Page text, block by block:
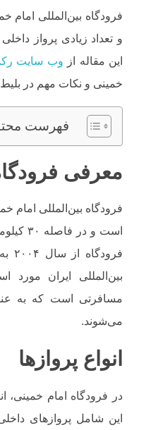
فرودگاه بین‌المللی
و تعداد زیادی پرواز
این مقاله از وب سایت
خمینی و نکات مهم در بلیط
فهرست
معرفی
فرودگاه بین‌المللی امام
است و
بین‌المللی ایران مورد
می‌شوند.
انواع پروازها
در فرودگاه امام خمینی،
این شامل پروازهای